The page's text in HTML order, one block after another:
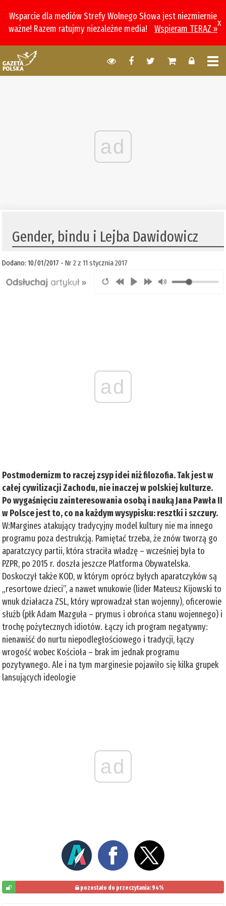
Wsparcie dla mediów Strefy Wolnego Słowa jest niezmiernie
ważne! Razem ratujmy niezależne media!
Wspieram TERAZ »
x
ad
Gender, bindu i Lejba Dawidowicz
Dodano: 10/01/2017 -Nr 2 z 11 stycznia 2017
ad
Postmodernizm to raczej zsyp idei niż filozofia. Tak jest w
całej cywilizacji Zachodu, nie inaczej w polskiej kulturze.
Po wygaśnięciu zainteresowania osobą i nauką Jana Pawła II
w Polsce jest to, co na każdym wysypisku: resztki i szczury.
W:Margines atakujący tradycyjny model kultury nie ma innego
programu poza destrukcją. Pamiętać trzeba, że znów tworzą go
aparatczycy partii, która straciła władzę – wcześniej była to
PZPR, po 2015 r. doszła jeszcze Platforma Obywatelska.
Doskoczył także KOD, w którym oprócz byłych aparatczyków są
„resortowe dzieci”, a nawet wnukowie (lider Mateusz Kijowski to
wnuk działacza ZSL, który wprowadzał stan wojenny), oficerowie
służb (płk Adam Mazguła – prymus i obrońca stanu wojennego) i
trochę pożytecznych idiotów. Łączy ich program negatywny:
nienawiść do nurtu niepodległościowego i tradycji, łączy
wrogość wobec Kościoła – brak im jednak programu
pozytywnego. Ale i na tym marginesie pojawiło się kilka grupek
lansujących ideologie
ad
pozostało do przeczytania: 94%